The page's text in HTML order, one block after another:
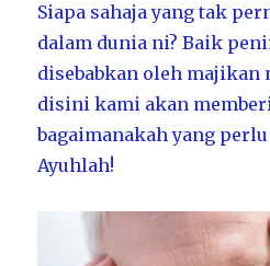
Siapa sahaja yang tak
dalam dunia ni? Baik
disebabkan oleh majikan
disini kami akan
bagaimanakah yang
Ayuhlah!